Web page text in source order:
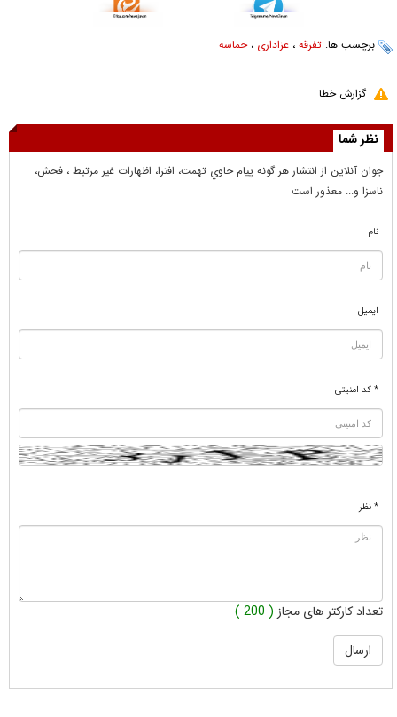
برچسب ها: تفرقه ، عزاداری ،حماسه
گزارش خطا
نظر شما
جوان آنلاين از انتشار هر گونه پيام حاوي تهمت، افترا، اظهارات غير مرتبط ، فحش،
ناسزا و... معذور است
نام
ایمیل
* کد امنیتی
* نظر
تعداد کارکتر های مجاز ( 200 )